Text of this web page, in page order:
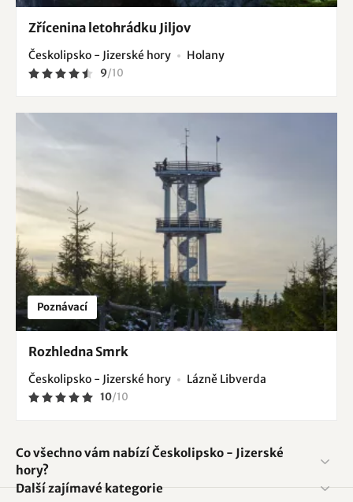
Zřícenina letohrádku Jiljov
Českolipsko - Jizerské hory Holany
9/10
Poznávací
Rozhledna Smrk
Českolipsko - Jizerské hory Lázně Libverda
10/10
Co všechno vám nabízí Českolipsko - Jizerské
hory?
Další zajímavé kategorie